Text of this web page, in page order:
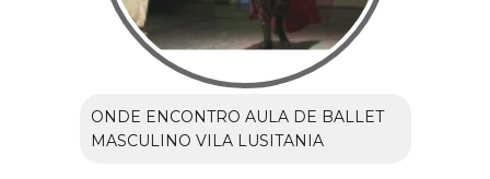
ONDE ENCONTRO AULA DE BALLET
MASCULINO VILA LUSITANIA